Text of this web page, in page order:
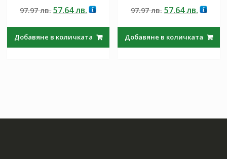
5.00
от 5
97.97лв.Original
97.97 лв..
57.64лв.Текущата
57.64 лв..
Добавяне в количката
5.00
от 5
97.97лв. Original
97.97 лв..
57.64лв.
57.64
Добавяне в количката